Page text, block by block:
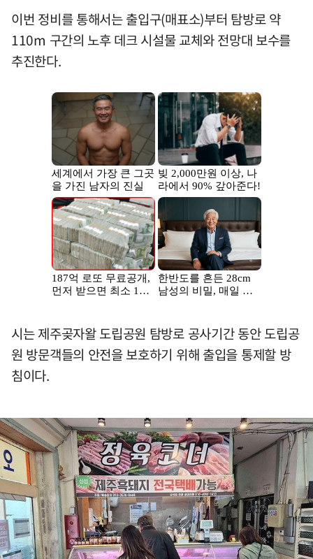
이번 정비를 통해서는 출입구(매표소)부터 탐방로 약
110m 구간의 노후 데크 시설물 교체와 전망대 보수를
추진한다.
시는 제주곶자왈 도립공원 탐방로 공사기간 동안 도립공
원 방문객들의 안전을 보호하기 위해 출입을 통제할 방
침이다.